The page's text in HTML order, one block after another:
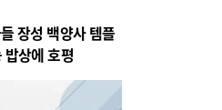
장성 백양사 템플
밥상에 호평